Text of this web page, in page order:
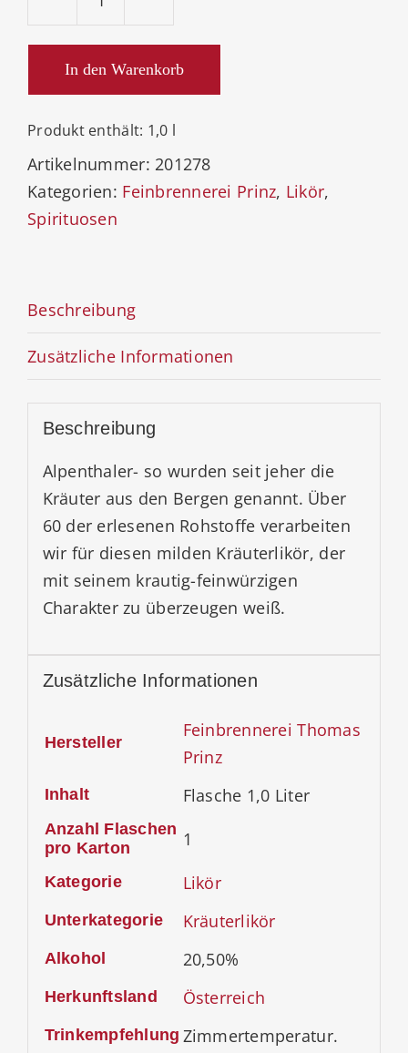
Prinz
Alpenthaler
Dunkel
20,5%
Menge
In den Warenkorb
Produkt enthält: 1,0 l
Artikelnummer: 201278
Kategorien: Feinbrennerei Prinz, Likör,
Spirituosen
Beschreibung
Zusätzliche Informationen
Beschreibung
Alpenthaler- so wurden seit jeher die
Kräuter aus den Bergen genannt. Über
60 der erlesenen Rohstoffe verarbeiten
wir für diesen milden Kräuterlikör, der
mit seinem krautig-feinwürzigen
Charakter zu überzeugen weiß.
Zusätzliche Informationen
Hersteller
Feinbrennerei Thomas
Prinz
Inhalt Flasche 1,0 Liter
Anzahl Flaschen
pro Karton
1
Kategorie Likör
Unterkategorie Kräuterlikör
Alkohol 20,50%
Herkunftsland Österreich
Trinkempfehlung Zimmertemperatur.